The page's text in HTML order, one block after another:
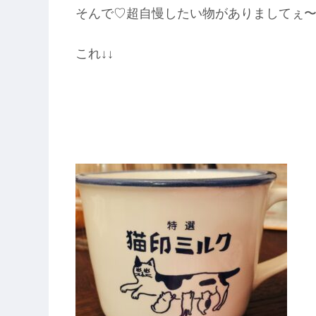
そんで♡超自慢したい物がありまして
これ↓↓